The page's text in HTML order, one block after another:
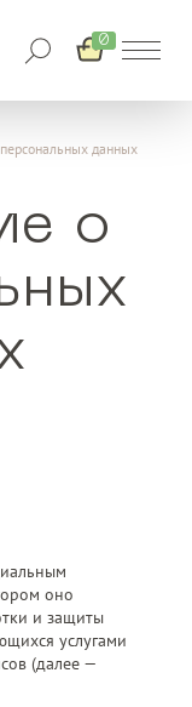
0
данных
о
оно
и защиты
услугами
(далее —